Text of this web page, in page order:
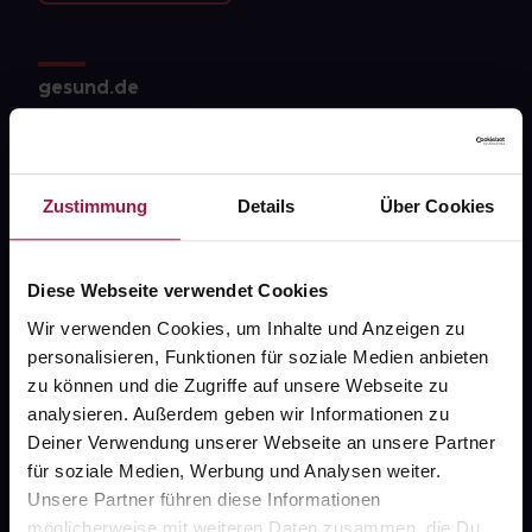
Zustimmung Details Über Cookies
Diese Webseite verwendet Cookies
Wir verwenden Cookies, um Inhalte und Anzeigen zu
personalisieren, Funktionen für soziale Medien anbieten
zu können und die Zugriffe auf unsere Webseite zu
analysieren. Außerdem geben wir Informationen zu
Deiner Verwendung unserer Webseite an unsere Partner
für soziale Medien, Werbung und Analysen weiter.
Unsere Partner führen diese Informationen
möglicherweise mit weiteren Daten zusammen, die Du
gesund.de
gesund-versorger.de
Sanitätshäuser
Datenschutz
AGB